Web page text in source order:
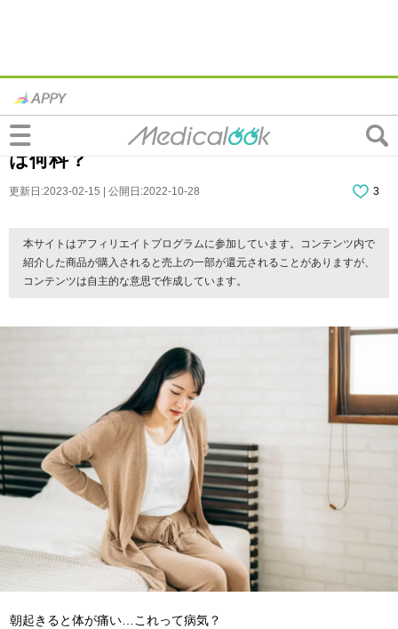
「朝起きると体全体が痛い」のは病気？原
因は関節リウマチや更年期障害かも。病院
は何科？
更新日:2023-02-15 | 公開日:2022-10-28 3
本サイトはアフィリエイトプログラムに参加しています。コンテンツ内で
紹介した商品が購入されると売上の一部が還元されることがありますが、
コンテンツは自主的な意思で作成しています。
朝起きると体が痛い…これって病気？